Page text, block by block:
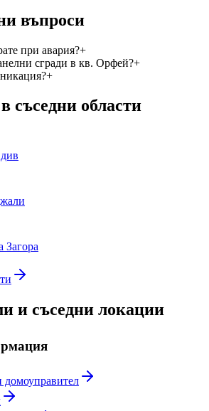
въпроси
при авария?+
сгради в кв. Орфей?+
+
съседни области
Загора
и съседни локации